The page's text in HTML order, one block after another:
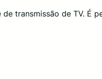
transmissão de TV. É